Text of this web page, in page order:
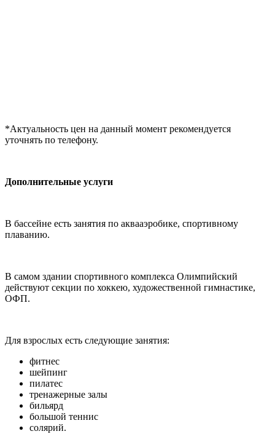
*Актуальность цен на данный момент рекомендуется
уточнять по телефону.
Дополнительные услуги
В бассейне есть занятия по аквааэробике, спортивному
плаванию.
В самом здании спортивного комплекса Олимпийский
действуют секции по хоккею, художественной гимнастике,
ОФП.
Для взрослых есть следующие занятия:
фитнес
шейпинг
пилатес
тренажерные залы
бильярд
большой теннис
солярий.